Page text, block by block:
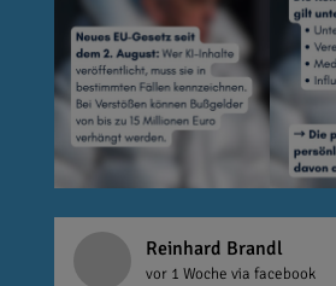
Reinhard Brandl
vor 1 Woche via facebook